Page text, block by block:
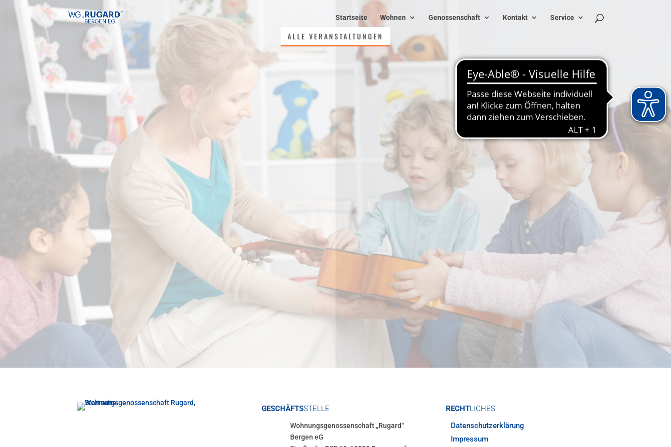
Startseite Wohnen Genossenschaft Kontakt Service
ALLE VERANSTALTUNGEN
„Rückenschule“ mit Mike
Mittwoch, 10. Juni 2026
18:00 Uhr
Wir laden Sie herzlich zum Sportprogramm "Bergen-Süd" ein
und freuen uns auf Ihren Besuch!
Nächste→
GESCHÄFTSSTELLE
Wohnungsgenossenschaft „Rugard“
Bergen eG
RECHTLICHES
Datenschutzerklärung
Impressum